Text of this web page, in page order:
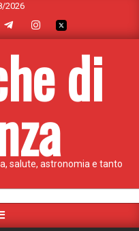
2026
di
salute, astronomia e tanto